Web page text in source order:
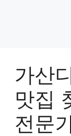
가산
맛집
전문